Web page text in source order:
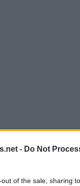
- Do Not
of the sale, sharing
2 2026
M
O S E
R